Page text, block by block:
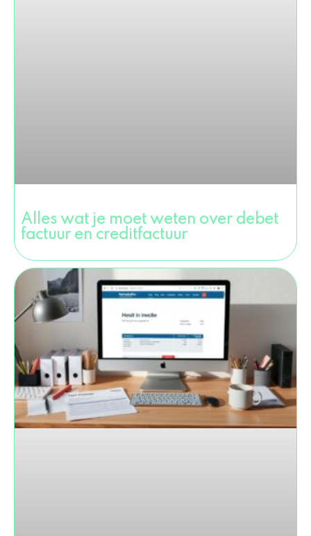
Alles wat je moet weten over debet
factuur en creditfactuur